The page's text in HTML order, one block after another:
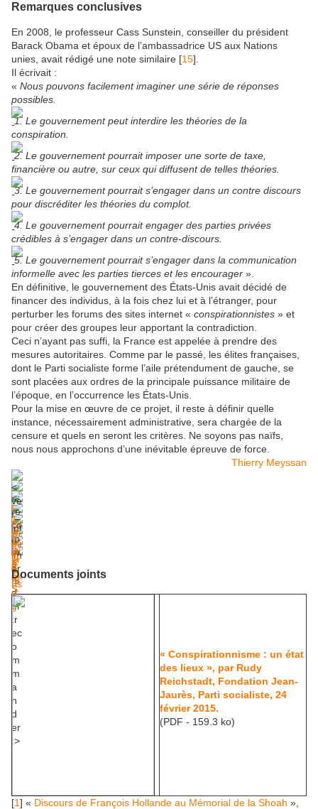
Remarques conclusives
En 2008, le professeur Cass Sunstein, conseiller du président
Barack Obama et époux de l’ambassadrice US aux Nations
unies, avait rédigé une note similaire [15].
Il écrivait :
« Nous pouvons facilement imaginer une série de réponses
possibles.
1. Le gouvernement peut interdire les théories de la
conspiration.
2. Le gouvernement pourrait imposer une sorte de taxe,
financière ou autre, sur ceux qui diffusent de telles théories.
3. Le gouvernement pourrait s’engager dans un contre discours
pour discréditer les théories du complot.
4. Le gouvernement pourrait engager des parties privées
crédibles à s’engager dans un contre-discours.
5. Le gouvernement pourrait s’engager dans la communication
informelle avec les parties tierces et les encourager ».
En définitive, le gouvernement des États-Unis avait décidé de
financer des individus, à la fois chez lui et à l’étranger, pour
perturber les forums des sites internet « conspirationnistes » et
pour créer des groupes leur apportant la contradiction.
Ceci n’ayant pas suffi, la France est appelée à prendre des
mesures autoritaires. Comme par le passé, les élites françaises,
dont le Parti socialiste forme l’aile prétendument de gauche, se
sont placées aux ordres de la principale puissance militaire de
l’époque, en l’occurrence les États-Unis.
Pour la mise en œuvre de ce projet, il reste à définir quelle
instance, nécessairement administrative, sera chargée de la
censure et quels en seront les critères. Ne soyons pas naïfs,
nous nous approchons d’une inévitable épreuve de force.
Thierry Meyssan
Documents joints
« Conspirationnisme : un état
des lieux », par Rudy
Reichstadt, Fondation Jean-
Jaurès, Parti socialiste, 24
février 2015.
(PDF - 159.3 ko)
[1] « Discours de François Hollande au Mémorial de la Shoah »,